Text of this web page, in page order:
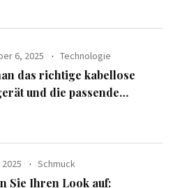
6, 2025 Technologie
das richtige kabellose
und die passende
Schmuck
Sie Ihren Look auf: